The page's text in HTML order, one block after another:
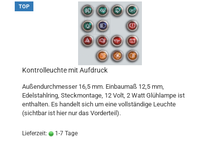
TOP
Kontrolleuchte mit Aufdruck
Außendurchmesser 16,5 mm. Einbaumaß 12,5 mm,
Edelstahlring, Steckmontage, 12 Volt, 2 Watt Glühlampe ist
enthalten. Es handelt sich um eine vollständige Leuchte
(sichtbar ist hier nur das Vorderteil).
Lieferzeit: 1-7 Tage